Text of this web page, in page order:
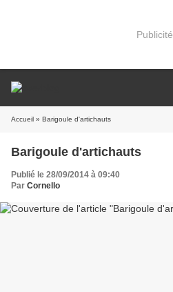
Publicité
Accueil » Barigoule d'artichauts
Barigoule d'artichauts
Publié le 28/09/2014 à 09:40
Par Cornello